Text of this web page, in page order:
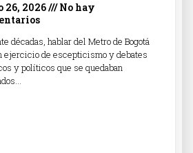
26, 2026
No hay
décadas, hablar del Metro de Bogotá
ejercicio de escepticismo y debates
y políticos que se quedaban